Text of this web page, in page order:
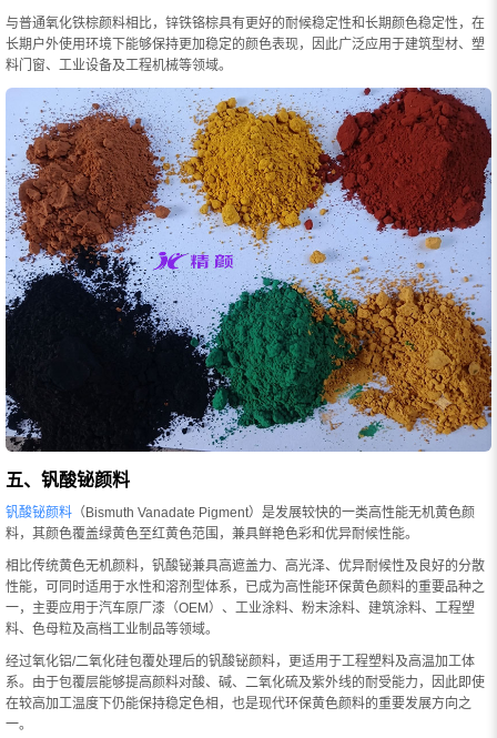
与普通氧化铁棕颜料相比，锌铁铬棕具有更好的耐候稳定性和长期颜色稳定性，在
长期户外使用环境下能够保持更加稳定的颜色表现，因此广泛应用于建筑型材、塑
料门窗、工业设备及工程机械等领域。
五、钒酸铋颜料
钒酸铋颜料 （Bismuth Vanadate Pigment）是发展较快的一类高性能无机黄色颜
料，其颜色覆盖绿黄色至红黄色范围，兼具鲜艳色彩和优异耐候性能。
相比传统黄色无机颜料，钒酸铋兼具高遮盖力、高光泽、优异耐候性及良好的分散
性能，可同时适用于水性和溶剂型体系，已成为高性能环保黄色颜料的重要品种之
一，主要应用于汽车原厂漆（OEM）、工业涂料、粉末涂料、建筑涂料、工程塑
料、色母粒及高档工业制品等领域。
经过氧化铝/二氧化硅包覆处理后的钒酸铋颜料，更适用于工程塑料及高温加工体
系。由于包覆层能够提高颜料对酸、碱、二氧化硫及紫外线的耐受能力，因此即使
在较高加工温度下仍能保持稳定色相，也是现代环保黄色颜料的重要发展方向之
一。